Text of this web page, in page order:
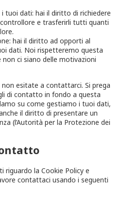
tuoi dati: hai il diritto di richiedere
e trasferirli tutti quanti
hai il diritto ad opporti al
dati. Noi rispetteremo questa
ci siano delle motivazioni
esitate a contattarci. Si prega
di contatto in fondo a questa
su come gestiamo i tuoi dati,
il diritto di presentare un
(l’Autorità per la Protezione dei
riguardo la Cookie Policy e
contattaci usando i seguenti